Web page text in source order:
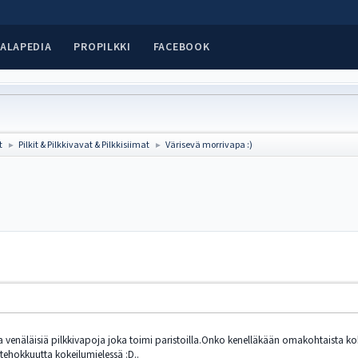
PROPILKKI FACEBOOK
► Pilkit & Pilkkivavat & Pilkkisiimat ► Värisevä morrivapa :)
pilkkivapoja joka toimi paristoilla.Onko kenelläkään omakohtaista
kokeilumielessä :D..